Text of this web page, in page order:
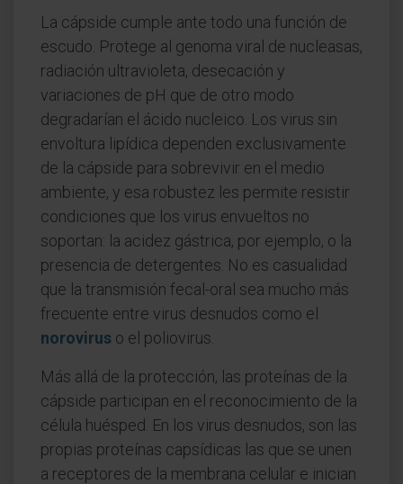
La cápside cumple ante todo una función de
escudo. Protege al genoma viral de nucleasas,
radiación ultravioleta, desecación y
variaciones de pH que de otro modo
degradarían el ácido nucleico. Los virus sin
envoltura lipídica dependen exclusivamente
de la cápside para sobrevivir en el medio
ambiente, y esa robustez les permite resistir
condiciones que los virus envueltos no
soportan: la acidez gástrica, por ejemplo, o la
presencia de detergentes. No es casualidad
que la transmisión fecal-oral sea mucho más
frecuente entre virus desnudos como el
norovirus o el poliovirus.
Más allá de la protección, las proteínas de la
cápside participan en el reconocimiento de la
célula huésped. En los virus desnudos, son las
propias proteínas capsídicas las que se unen
a receptores de la membrana celular e inician